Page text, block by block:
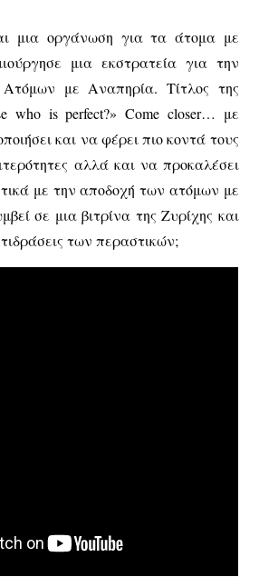
μια οργάνωση για τα άτομα με
μια εκστρατεία για την
με Αναπηρία. Τίτλος της
who is perfect?» Come closer… με
και να φέρει πιο κοντά τους
αλλά και να προκαλέσει
με την αποδοχή των ατόμων με
σε μια βιτρίνα της Ζυρίχης και
των περαστικών;